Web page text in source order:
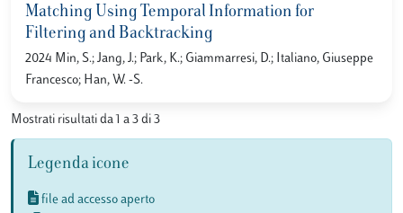
Matching Using Temporal Information for
Filtering and Backtracking
2024 Min, S.; Jang, J.; Park, K.; Giammarresi, D.; Italiano, Giuseppe
Francesco; Han, W. -S.
Mostrati risultati da 1 a 3 di 3
Legenda icone
file ad accesso aperto